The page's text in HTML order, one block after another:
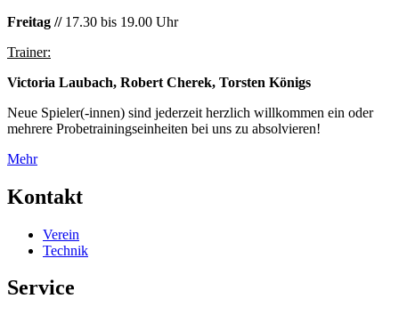
Freitag //17.30 bis 19.00 Uhr
Trainer:
Victoria Laubach, Robert Cherek, Torsten Königs
Neue Spieler(-innen) sind jederzeit herzlich willkommen ein oder
mehrere Probetrainingseinheiten bei uns zu absolvieren!
Mehr
Kontakt
Verein
Technik
Service